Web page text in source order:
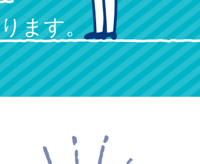
ます。